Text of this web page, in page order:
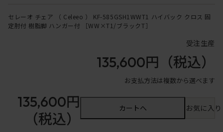
セレーオ チェア （ Celeeo ） KF-585GSH1WWT1 ハイバック クロス 固
定肘付 樹脂脚 ハンガー付 ［WW×T1/ブラックT］
受注生産
135,600円 （税込）
お支払方法は複数から選べます
135,600円
（税込）
カートへ お気に入